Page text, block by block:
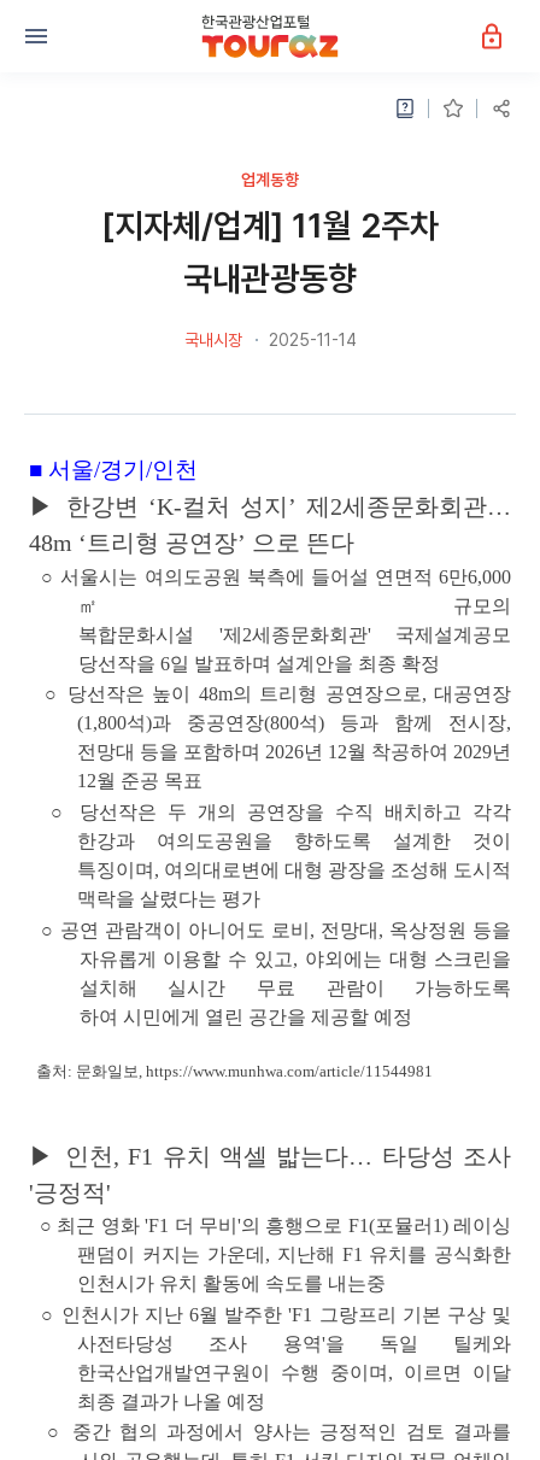
업계동향
[지자체/업계] 11월 2주차
국내관광동향
국내시장 2025-11-14
■ 서울/경기/인천
▶ 한강변 ‘K-컬처 성지’ 제2세종문화회관…
48m ‘트리형 공연장’ 으로 뜬다
○ 서울시는 여의도공원 북측에 들어설 연면적 6만6,000
㎡ 규모의
복합문화시설 '제2세종문화회관'국제설계공모
당선작을 6일 발표하며 설계안을 최종 확정
○ 당선작은 높이 48m의 트리형 공연장으로, 대공연장
(1,800석)과 중공연장(800석) 등과 함께 전시장,
전망대 등을 포함하며 2026년 12월 착공하여 2029년
12월 준공 목표
○ 당선작은 두 개의 공연장을 수직 배치하고 각각
한강과 여의도공원을 향하도록 설계한 것이
특징이며, 여의대로변에 대형 광장을 조성해 도시적
맥락을 살렸다는 평가
○ 공연 관람객이 아니어도 로비, 전망대, 옥상정원 등을
자유롭게 이용할 수 있고, 야외에는 대형 스크린을
설치해 실시간 무료 관람이 가능하도록
하여 시민에게 열린 공간을 제공할 예정
출처: 문화일보, https://www.munhwa.com/article/11544981
▶ 인천, F1 유치 액셀 밟는다… 타당성 조사
'긍정적'
○ 최근 영화 'F1 더 무비'의 흥행으로 F1(포뮬러1) 레이싱
팬덤이 커지는 가운데, 지난해 F1 유치를 공식화한
인천시가 유치 활동에 속도를 내는중
○ 인천시가 지난 6월 발주한'F1 그랑프리 기본 구상 및
사전타당성 조사 용역'을 독일 틸케와
한국산업개발연구원이 수행 중이며, 이르면 이달
최종 결과가 나올 예정
○ 중간 협의 과정에서 양사는 긍정적인 검토 결과를